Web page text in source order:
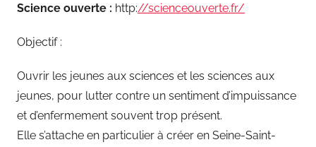
Science ouverte : http://scienceouverte.fr/
Objectif :
Ouvrir les jeunes aux sciences et les sciences aux
jeunes, pour lutter contre un sentiment d’impuissance
et d’enfermement souvent trop présent.
Elle s’attache en particulier à créer en Seine-Saint-